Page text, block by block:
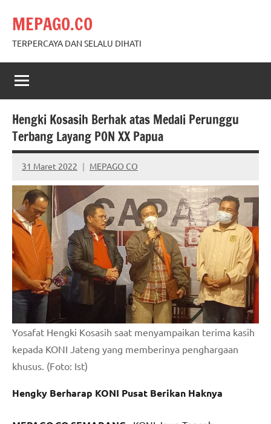
content
MEPAGO.CO
TERPERCAYA DAN SELALU DIHATI
Hengki Kosasih Berhak atas Medali Perunggu
Terbang Layang PON XX Papua
31 Maret 2022 MEPAGO CO
No
comments
Yosafat Hengki Kosasih saat menyampaikan terima kasih
kepada KONI Jateng yang memberinya penghargaan
khusus. (Foto: Ist)
Hengky Berharap KONI Pusat Berikan Haknya